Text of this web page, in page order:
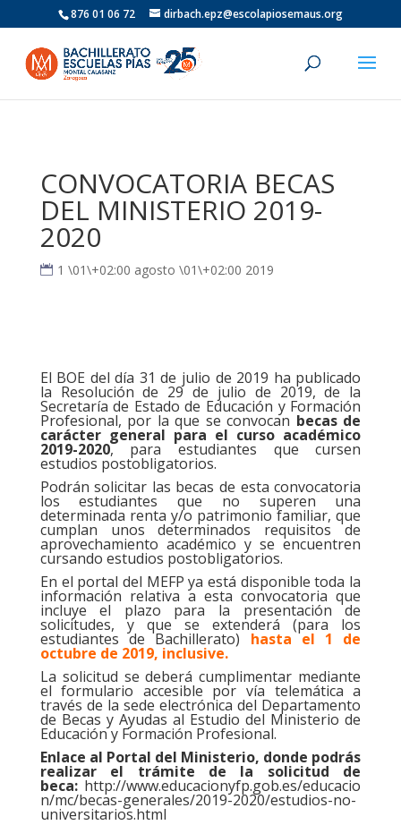
876 01 06 72 dirbach.epz@escolapiosemaus.org
CONVOCATORIA BECAS
DEL MINISTERIO 2019-
2020
1 \01\+02:00 agosto \01\+02:00 2019
El BOE del día 31 de julio de 2019 ha publicado
la Resolución de 29 de julio de 2019, de la
Secretaría de Estado de Educación y Formación
Profesional, por la que se convocan becas de
carácter general para el curso académico
2019-2020, para estudiantes que cursen
estudios postobligatorios.
Podrán solicitar las becas de esta convocatoria
los estudiantes que no superen una
determinada renta y/o patrimonio familiar, que
cumplan unos determinados requisitos de
aprovechamiento académico y se encuentren
cursando estudios postobligatorios.
En el portal del MEFP ya está disponible toda la
información relativa a esta convocatoria que
incluye el plazo para la presentación de
solicitudes, y que se extenderá (para los
estudiantes de Bachillerato) hasta el 1 de
octubre de 2019, inclusive.
La solicitud se deberá cumplimentar mediante
el formulario accesible por vía telemática a
través de la sede electrónica del Departamento
de Becas y Ayudas al Estudio del Ministerio de
Educación y Formación Profesional.
Enlace al Portal del Ministerio, donde podrás
realizar el trámite de la solicitud de
beca: http://www.educacionyfp.gob.es/educacio
n/mc/becas-generales/2019-2020/estudios-no-
universitarios.html